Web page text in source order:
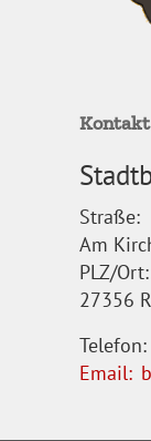
Kontakt
Straße:
Am
PLZ/Ort:
27356
Telefon:
Email: